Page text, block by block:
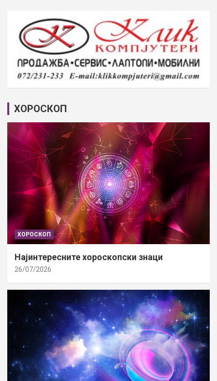
ХОРОСКОП
ХОРОСКОП
Најинтересните хороскопски знаци
26/07/2026